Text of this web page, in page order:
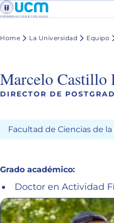
Home La Universidad Equipo
Marcelo Castillo
DIRECTOR DE
Facultad de Ciencias de
Grado académico:
Doctor en Actividad